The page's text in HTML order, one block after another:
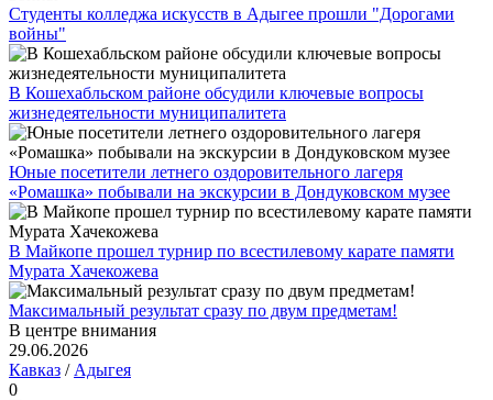
Студенты колледжа искусств в Адыгее прошли "Дорогами
войны"
В Кошехабльском районе обсудили ключевые вопросы
жизнедеятельности муниципалитета
Юные посетители летнего оздоровительного лагеря
«Ромашка» побывали на экскурсии в Дондуковском музее
В Майкопе прошел турнир по всестилевому карате памяти
Мурата Хачекожева
Максимальный результат сразу по двум предметам!
В центре внимания
29.06.2026
Кавказ / Адыгея
0